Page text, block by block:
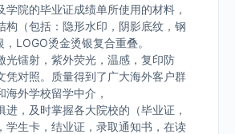
学院的毕业证成绩单所使用的材料，
构（包括：隐形水印，阴影底纹，钢
LOGO烫金烫银复合重叠。
光镭射，紫外荧光，温感，复印防
凭对照。质量得到了广大海外客户群
海外学校留学中介，
进，及时掌握各大院校的（毕业证，
学生卡，结业证，录取通知书，在读